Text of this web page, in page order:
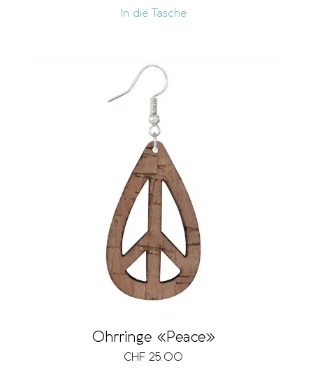
In die Tasche
Ohrringe «Peace»
CHF 25.00